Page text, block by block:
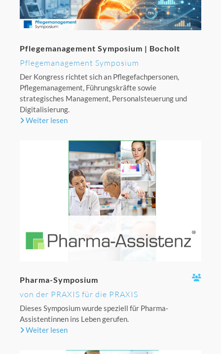
Pflegemanagement Symposium | Bocholt
Pflegemanagement Symposium
Der Kongress richtet sich an Pflegefachpersonen,
Pflegemanagement, Führungskräfte sowie
strategisches Management, Personalsteuerung und
Digitalisierung.
Weiter lesen
Pharma-Symposium
von der PRAXIS für die PRAXIS
Dieses Symposium wurde speziell für Pharma-
Assistentinnen ins Leben gerufen.
Weiter lesen